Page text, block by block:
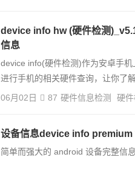
device info hw (硬件检测
信息
device info(硬件检测)作为安卓手
进行手机的相关硬件查询，让你了
06月02日 87 硬件信息检测 硬件
设备信息device info
简单而强大的 android 设备完整信